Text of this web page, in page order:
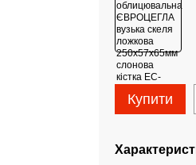
Купити